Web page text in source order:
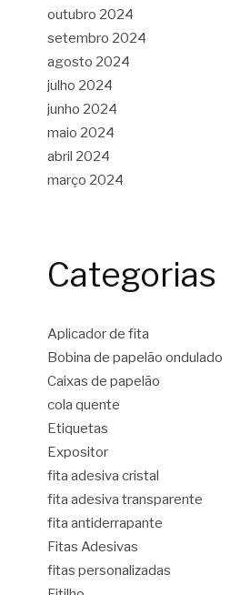
outubro 2024
setembro 2024
agosto 2024
julho 2024
junho 2024
maio 2024
abril 2024
março 2024
Categorias
Aplicador de fita
Bobina de papelão ondulado
Caixas de papelão
cola quente
Etiquetas
Expositor
fita adesiva cristal
fita adesiva transparente
fita antiderrapante
Fitas Adesivas
fitas personalizadas